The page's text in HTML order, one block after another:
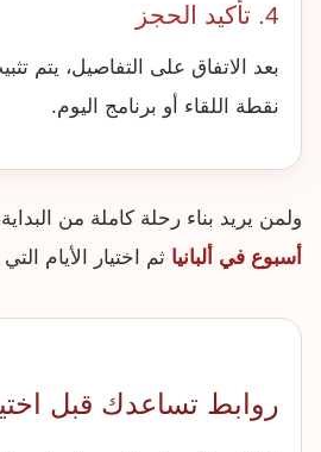
4. تأكيد الحجز
بعد الاتفاق على التفاصيل، يتم
نقطة اللقاء أو برنامج اليوم.
ولمن يريد بناء رحلة كاملة من
أسبوع في ألبانيا ثم اختيار الأيام
روابط تساعدك قبل